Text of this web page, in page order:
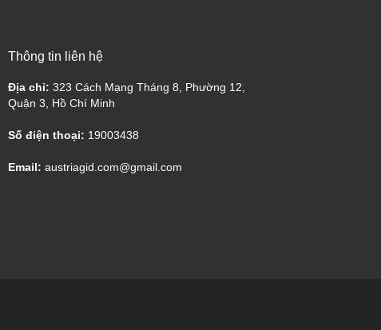
Thông tin liên hệ
Địa chỉ: 323 Cách Mạng Tháng 8, Phường 12,
Quận 3, Hồ Chí Minh
Số điện thoại: 19003438
Email: austriagid.com@gmail.com